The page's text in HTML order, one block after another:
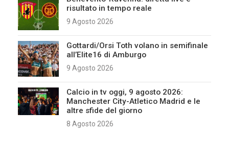
risultato in tempo reale
9 Agosto 2026
Gottardi/Orsi Toth volano in semifinale
all’Elite16 di Amburgo
9 Agosto 2026
Calcio in tv oggi, 9 agosto 2026:
Manchester City-Atletico Madrid e le
altre sfide del giorno
8 Agosto 2026